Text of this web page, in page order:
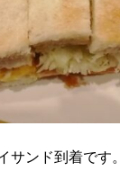
サンド到着です。